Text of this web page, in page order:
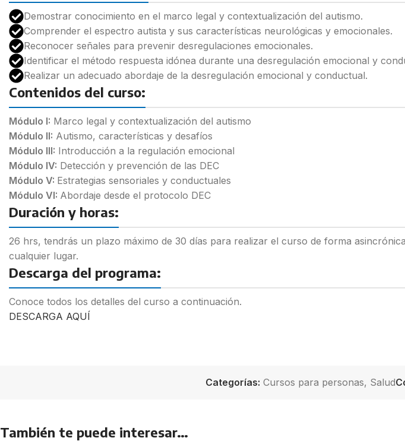
Demostrar conocimiento en el marco legal y contextualización del autismo.
Comprender el espectro autista y sus características neurológicas y emocionales.
Reconocer señales para prevenir desregulaciones emocionales.
Identificar el método respuesta idónea durante una desregulación emocional y
Realizar un adecuado abordaje de la desregulación emocional y conductual.
Contenidos del curso:
Módulo I: Marco legal y contextualización del autismo
Módulo II: Autismo, características y desafíos
Módulo III: Introducción a la regulación emocional
Módulo IV: Detección y prevención de las DEC
Módulo V: Estrategias sensoriales y conductuales
Módulo VI: Abordaje desde el protocolo DEC
Duración y horas:
26 hrs, tendrás un plazo máximo de 30 días para realizar el curso de forma
cualquier lugar.
Descarga del programa:
Conoce todos los detalles del curso a continuación.
DESCARGA AQUÍ
Categorías: Cursos para personas, Salud
También te puede interesar…